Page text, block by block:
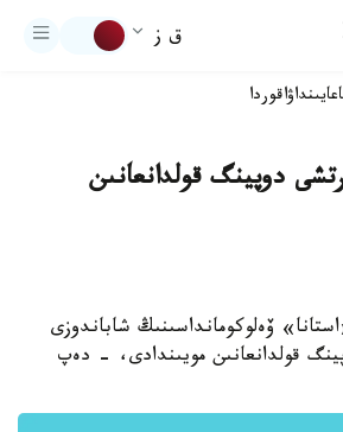
ق ز
اقوردا
دوپينگ قولدانعانىن
ۆەلوكومانداسىنىڭ شاباندوزى
قولدانعانىن مويىندادى، - دەپ